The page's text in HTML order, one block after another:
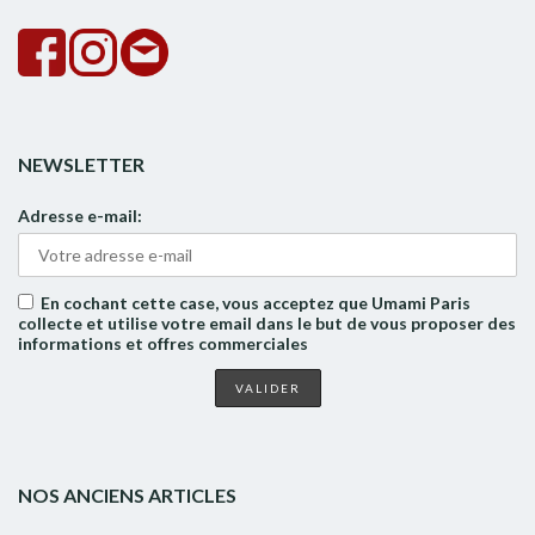
NEWSLETTER
Adresse e-mail:
En cochant cette case, vous acceptez que Umami Paris
collecte et utilise votre email dans le but de vous proposer des
informations et offres commerciales
NOS ANCIENS ARTICLES